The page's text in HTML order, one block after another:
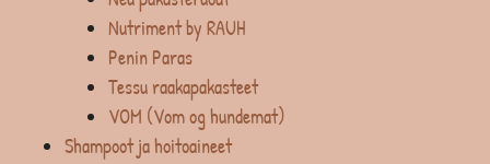
Nutriment by RAUH
Penin Paras
Tessu raakapakasteet
VOM (Vom og hundemat)
Shampoot ja hoitoaineet